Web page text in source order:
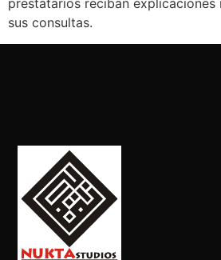
prestatarios reciban explicaciones
sus consultas.